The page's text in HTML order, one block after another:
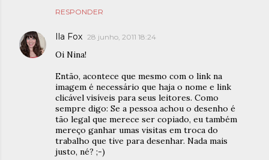
RESPONDER
Ila Fox 28 junho, 2011 18:24
Oi Nina!
Então, acontece que mesmo com o link na
imagem é necessário que haja o nome e link
clicável visíveis para seus leitores. Como
sempre digo: Se a pessoa achou o desenho é
tão legal que merece ser copiado, eu também
mereço ganhar umas visitas em troca do
trabalho que tive para desenhar. Nada mais
justo, né? ;-)